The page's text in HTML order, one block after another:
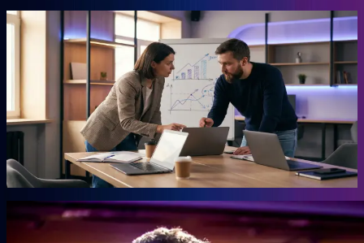
Autor
AHEAD Buchserie
Das Playbook für deinen Vorsprung.
Marketing, KI, Lead-Generierung, Empfehlungen. Jedes Buch
beantwortet eine Frage: Wie baust du einen Teil deiner Growth
Engine? Co-geschrieben mit der Erfahrung aus 20 Jahren eigenem
Mehr erfahren →